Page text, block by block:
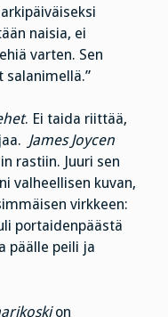
naisia, ei
varten. Sen
. Ei taida riittää,
James Joycen
rastiin. Juuri sen
valheellisen kuvan,
virkkeen:
portaidenpäästä
päälle peili ja
on